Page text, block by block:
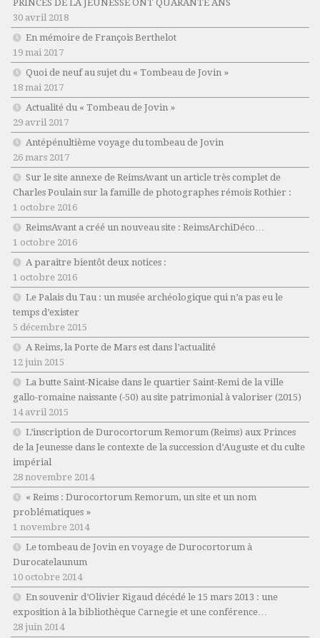
PRINCES DE LA JEUNESSE ONT QUARANTE ANS
30 avril 2018
En mémoire de François Berthelot
19 mai 2017
Quoi de neuf au sujet du « Tombeau de Jovin »
18 mai 2017
Actualité du « Tombeau de Jovin »
29 avril 2017
Antépénultième voyage du tombeau de Jovin
26 mars 2017
Sur le site annexe de ReimsAvant un article très complet de
Charles Poulain sur la famille de photographes rémois Rothier :
1 octobre 2016
ReimsAvant a créé un nouveau site : ReimsArchiDéco…
1 octobre 2016
A paraitre bientôt deux notices :
1 octobre 2016
Le Palais du Tau : un musée archéologique qui n’a pas eu le
temps d’exister
5 décembre 2015
A Reims, la Porte de Mars est dans l’actualité
12 juin 2015
La butte Saint-Nicaise dans le quartier Saint-Remi de la ville
gallo-romaine naissante (-50) au site patrimonial à valoriser (2015)
14 avril 2015
L’inscription de Durocortorum Remorum (Reims) aux Princes
de la Jeunesse dans le contexte de la succession d’Auguste et du culte
impérial
28 novembre 2014
« Reims : Durocortorum Remorum, un site et un nom
problématiques »
1 novembre 2014
Le tombeau de Jovin en voyage de Durocortorum à
Durocatelaunum
10 octobre 2014
En souvenir d’Olivier Rigaud décédé le 15 mars 2013 : une
exposition à la bibliothèque Carnegie et une conférence…
28 juin 2014